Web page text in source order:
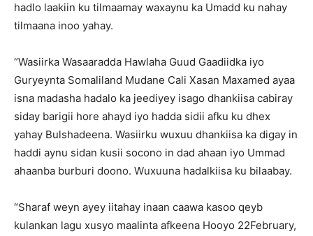
hadlo laakiin ku tilmaamay waxaynu ka Umadd ku nahay
tilmaana inoo yahay.
“Wasiirka Wasaaradda Hawlaha Guud Gaadiidka iyo
Guryeynta Somaliland Mudane Cali Xasan Maxamed ayaa
isna madasha hadalo ka jeediyey isago dhankiisa cabiray
siday barigii hore ahayd iyo hadda sidii afku ku dhex
yahay Bulshadeena. Wasiirku wuxuu dhankiisa ka digay in
haddi aynu sidan kusii socono in dad ahaan iyo Ummad
ahaanba burburi doono. Wuxuuna hadalkiisa ku bilaabay.
“Sharaf weyn ayey iitahay inaan caawa kasoo qeyb
kulankan lagu xusyo maalinta afkeena Hooyo 22February,